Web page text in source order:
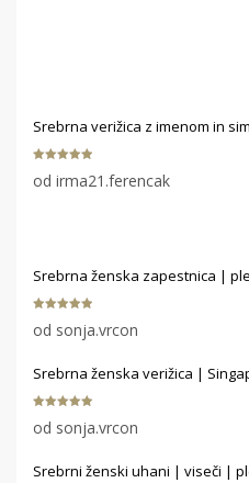
Srebrna verižica z imenom in
od 5
od irma21.ferencak
Srebrna ženska zapestnica |
od 5
od sonja.vrcon
Srebrna ženska verižica |
od 5
od sonja.vrcon
Srebrni ženski uhani | viseči |